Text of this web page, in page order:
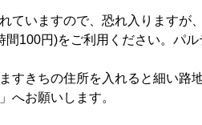
ていますので、恐れ入りますが
間100円)をご利用ください。パ
すきちの住所を入れると細い
へお願いします。